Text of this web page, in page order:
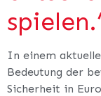
In einem
Bedeutung der
Sicherheit in